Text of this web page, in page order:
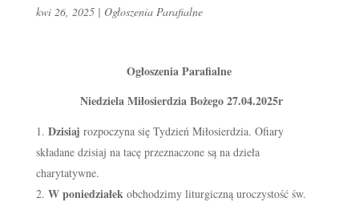
kwi 26, 2025| Ogłoszenia Parafialne
Ogłoszenia Parafialne
Niedziela Miłosierdzia Bożego 27.04.2025r
Dzisiaj rozpoczyna się Tydzień Miłosierdzia. Ofiary
składane dzisiaj na tacę przeznaczone są na dzieła
charytatywne.
W poniedziałek obchodzimy liturgiczną uroczystość św.